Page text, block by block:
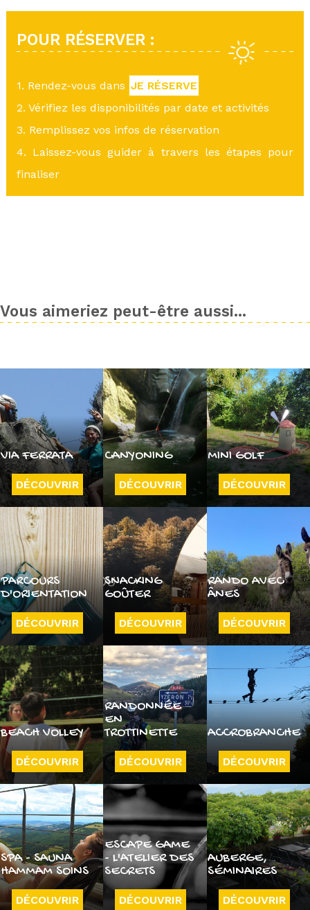
POUR RÉSERVER :
1. Rendez-vous dans JE RÉSERVE
2. Vérifiez les disponibilités par date et activités
3. Remplissez vos infos de réservation
4. Laissez-vous guider à travers les étapes pour
finaliser
Vous aimeriez peut-être aussi...
VIA FERRATA
DÉCOUVRIR
CANYONING
DÉCOUVRIR
MINI GOLF
DÉCOUVRIR
PARCOURS
D'ORIENTATION
DÉCOUVRIR
SNACKING
GOÛTER
DÉCOUVRIR
RANDO AVEC
ÂNES
DÉCOUVRIR
BEACH VOLLEY
DÉCOUVRIR
RANDONNÉE
EN
TROTTINETTE
DÉCOUVRIR
ACCROBRANCHE
DÉCOUVRIR
SPA - SAUNA
HAMMAM SOINS
DÉCOUVRIR
ESCAPE GAME
- L'ATELIER DES
SECRETS
DÉCOUVRIR
AUBERGE,
SÉMINAIRES
DÉCOUVRIR